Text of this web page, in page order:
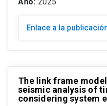
Enlace a la
The link frame
seismic analysis of
considering system